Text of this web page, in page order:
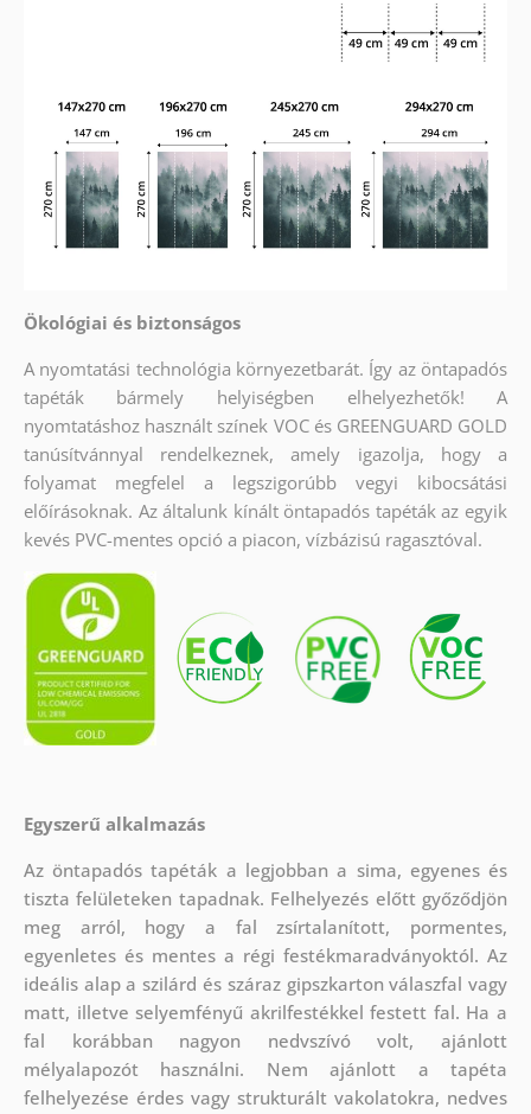
Ökológiai és biztonságos
A nyomtatási technológia környezetbarát. Így az öntapadós
tapéták bármely helyiségben elhelyezhetők! A
nyomtatáshoz használt színek VOC és GREENGUARD GOLD
tanúsítvánnyal rendelkeznek, amely igazolja, hogy a
folyamat megfelel a legszigorúbb vegyi kibocsátási
előírásoknak. Az általunk kínált öntapadós tapéták az egyik
kevés PVC-mentes opció a piacon, vízbázisú ragasztóval.
Egyszerű alkalmazás
Az öntapadós tapéták a legjobban a sima, egyenes és
tiszta felületeken tapadnak. Felhelyezés előtt győződjön
meg arról, hogy a fal zsírtalanított, pormentes,
egyenletes és mentes a régi festékmaradványoktól. Az
ideális alap a szilárd és száraz gipszkarton válaszfal vagy
matt, illetve selyemfényű akrilfestékkel festett fal. Ha a
fal korábban nagyon nedvszívó volt, ajánlott
mélyalapozót használni. Nem ajánlott a tapéta
felhelyezése érdes vagy strukturált vakolatokra, nedves